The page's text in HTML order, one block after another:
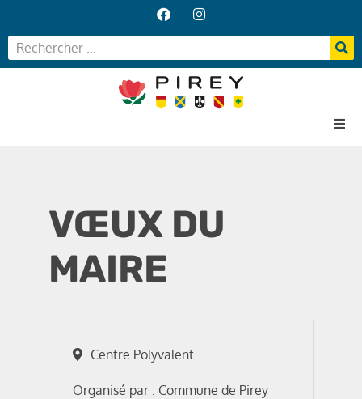
Vos services
Vie localeVŒUX DU
MAIRE
Centre Polyvalent
Organisé par : Commune de Pirey